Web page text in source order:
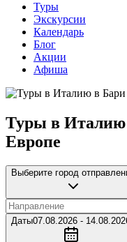
Туры
Экскурсии
Календарь
Блог
Акции
Афиша
Туры в Италию
Европе
Выберите город
Даты07.08.2026 -